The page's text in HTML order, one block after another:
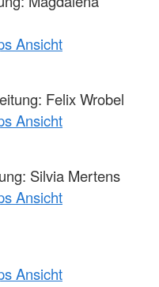
Ansicht
Felix Wrobel
Ansicht
Silvia Mertens
Ansicht
Ansicht